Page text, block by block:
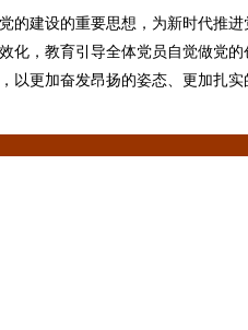
的建设的重要思想，为新时代推
化，教育引导全体党员自觉做党
以更加奋发昂扬的姿态、更加扎